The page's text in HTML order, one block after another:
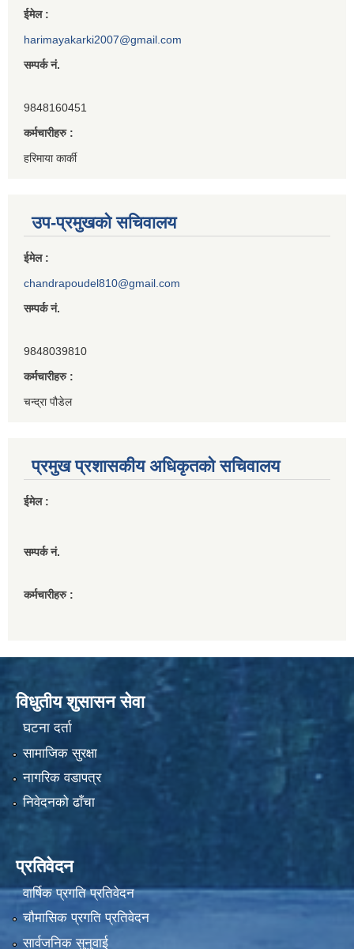
ईमेल :
harimayakarki2007@gmail.com
सम्पर्क नं.
9848160451
कर्मचारीहरु :
हरिमाया कार्की
उप-प्रमुखको सचिवालय
ईमेल :
chandrapoudel810@gmail.com
सम्पर्क नं.
9848039810
कर्मचारीहरु :
चन्द्रा पौडेल
प्रमुख प्रशासकीय अधिकृतको सचिवालय
ईमेल :
सम्पर्क नं.
कर्मचारीहरु :
विधुतीय शुसासन सेवा
घटना दर्ता
सामाजिक सुरक्षा
नागरिक वडापत्र
निवेदनको ढाँचा
प्रतिवेदन
वार्षिक प्रगति प्रतिवेदन
चौमासिक प्रगति प्रतिवेदन
सार्वजनिक सुनुवाई